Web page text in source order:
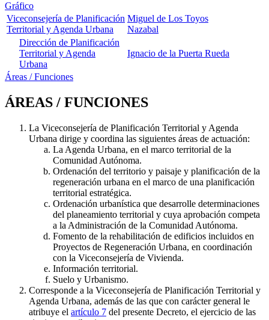
Gráfico
Viceconsejería de Planificación
Territorial y Agenda Urbana
Miguel de Los Toyos
Nazabal
Dirección de Planificación
Territorial y Agenda
Urbana
Ignacio de la Puerta Rueda
Áreas / Funciones
ÁREAS / FUNCIONES
La Viceconsejería de Planificación Territorial y Agenda
Urbana dirige y coordina las siguientes áreas de actuación:
La Agenda Urbana, en el marco territorial de la
Comunidad Autónoma.
Ordenación del territorio y paisaje y planificación de la
regeneración urbana en el marco de una planificación
territorial estratégica.
Ordenación urbanística que desarrolle determinaciones
del planeamiento territorial y cuya aprobación competa
a la Administración de la Comunidad Autónoma.
Fomento de la rehabilitación de edificios incluidos en
Proyectos de Regeneración Urbana, en coordinación
con la Viceconsejería de Vivienda.
Información territorial.
Suelo y Urbanismo.
Corresponde a la Viceconsejería de Planificación Territorial y
Agenda Urbana, además de las que con carácter general le
atribuye el artículo 7 del presente Decreto, el ejercicio de las